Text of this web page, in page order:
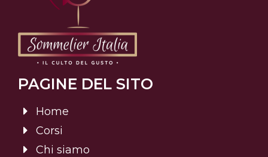
PAGINE DEL SITO
Home
Corsi
Chi siamo